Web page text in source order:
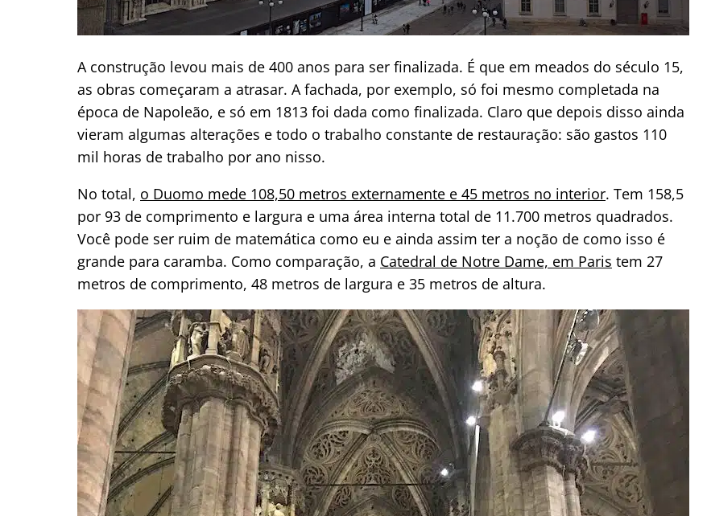
A construção levou mais de 400 anos para ser finalizada. É que em meados do século 15,
as obras começaram a atrasar. A fachada, por exemplo, só foi mesmo completada na
época de Napoleão, e só em 1813 foi dada como finalizada. Claro que depois disso ainda
vieram algumas alterações e todo o trabalho constante de restauração: são gastos 110
mil horas de trabalho por ano nisso.
No total, o Duomo mede 108,50 metros externamente e 45 metros no interior. Tem 158,5
por 93 de comprimento e largura e uma área interna total de 11.700 metros quadrados.
Você pode ser ruim de matemática como eu e ainda assim ter a noção de como isso é
grande para caramba. Como comparação, a Catedral de Notre Dame, em Paris tem 27
metros de comprimento, 48 metros de largura e 35 metros de altura.